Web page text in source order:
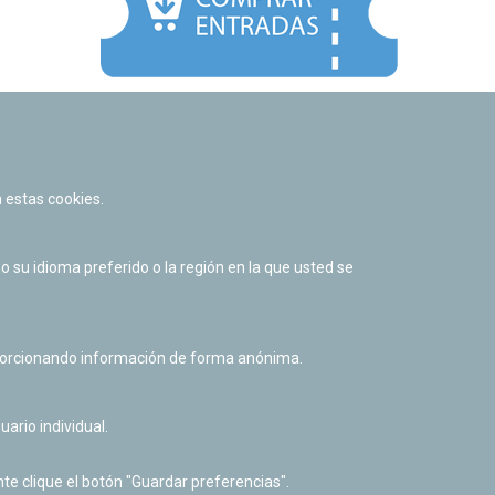
Política de cookies
Derecho de acceso a información pública
cookies.
su idioma preferido o la región en la que usted se
información de forma anónima.
individual.
clique el botón "Guardar preferencias".